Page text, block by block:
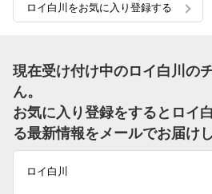
ロイ白川をお気に入り登録する
現在受け付け中のロイ白川の
ん。
お気に入り登録をするとロイ
る最新情報をメールでお届けし
ロイ白川